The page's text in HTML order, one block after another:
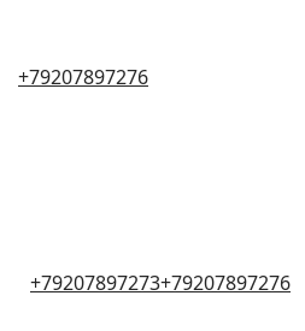
+79207897276
+79207897273+79207897276